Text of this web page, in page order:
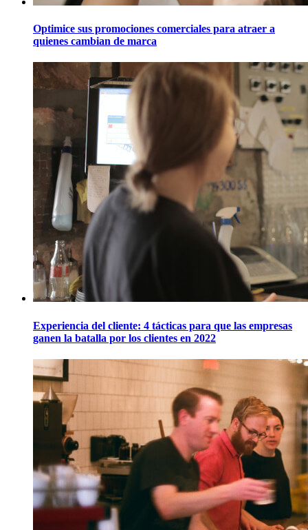
Optimice sus promociones comerciales para atraer a
quienes cambian de marca
Experiencia del cliente: 4 tácticas para que las empresas
ganen la batalla por los clientes en 2022